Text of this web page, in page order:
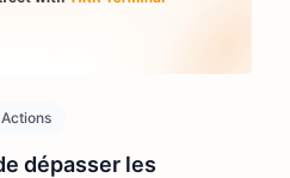
dépasser les